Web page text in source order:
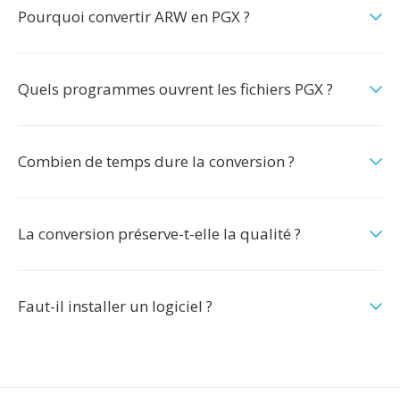
Pourquoi convertir ARW en PGX ?
Quels programmes ouvrent les fichiers PGX ?
Combien de temps dure la conversion ?
La conversion préserve-t-elle la qualité ?
Faut-il installer un logiciel ?